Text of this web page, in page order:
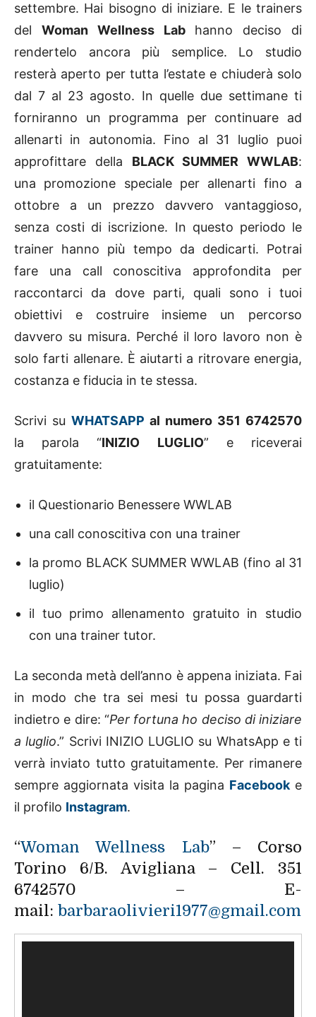
settembre. Hai bisogno di iniziare. E le trainers
del Woman Wellness Labhanno deciso di
rendertelo ancora più semplice. Lo studio
resterà aperto per tutta l’estate e chiuderà solo
dal 7 al 23 agosto. In quelle due settimane ti
forniranno un programma per continuare ad
allenarti in autonomia. Fino al 31 luglio puoi
approfittare della BLACK SUMMER WWLAB:
una promozione speciale per allenarti fino a
ottobre a un prezzo davvero vantaggioso,
senza costi di iscrizione. In questo periodo le
trainer hanno più tempo da dedicarti. Potrai
fare una call conoscitiva approfondita per
raccontarci da dove parti, quali sono i tuoi
obiettivi e costruire insieme un percorso
davvero su misura. Perché il loro lavoro non è
solo farti allenare. È aiutarti a ritrovare energia,
costanza e fiducia in te stessa.
Scrivi su WHATSAPP al numero 351 6742570
la parola “INIZIO LUGLIO” e riceverai
gratuitamente:
il Questionario Benessere WWLAB
una call conoscitiva con una trainer
la promo BLACK SUMMER WWLAB (fino al 31
luglio)
il tuo primo allenamento gratuito in studio
con una trainer tutor.
La seconda metà dell’anno è appena iniziata. Fai
in modo che tra sei mesi tu possa guardarti
indietro e dire: “Per fortuna ho deciso di iniziare
a luglio.” Scrivi INIZIO LUGLIO su WhatsApp e ti
verrà inviato tutto gratuitamente. Per rimanere
sempre aggiornata visita la pagina Facebooke
il profilo Instagram.
“Woman Wellness Lab” – Corso
Torino 6/B. Avigliana – Cell. 351
6742570 – E-
mail: barbaraolivieri1977@gmail.com